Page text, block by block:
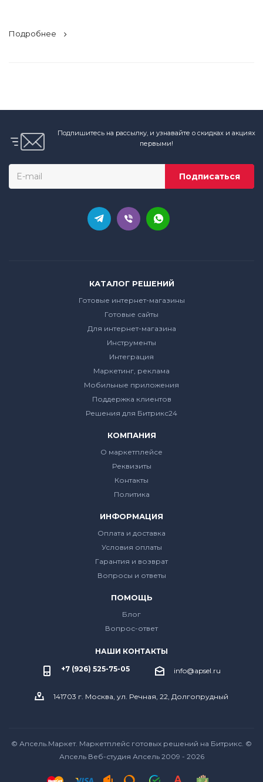
Подробнее
Подпишитесь на рассылку, и узнавайте о скидках и акциях
первыми!
КАТАЛОГ РЕШЕНИЙ
Готовые интернет-магазины
Готовые сайты
Для интернет-магазина
Инструменты
Интеграция
Маркетинг, реклама
Мобильные приложения
Поддержка клиентов
Решения для Битрикс24
КОМПАНИЯ
О маркетплейсе
Реквизиты
Контакты
Политика
ИНФОРМАЦИЯ
Оплата и доставка
Условия оплаты
Гарантия и возврат
Вопросы и ответы
ПОМОЩЬ
Блог
Вопрос-ответ
НАШИ КОНТАКТЫ
+7 (926) 525-75-05
info@apsel.ru
141703 г. Москва, ул. Речная, 22, Долгопрудный
© Апсель.Маркет. Маркетплейс готовых решений на Битрикс . ©
Апсель Веб-студия Апсель2009 - 2026